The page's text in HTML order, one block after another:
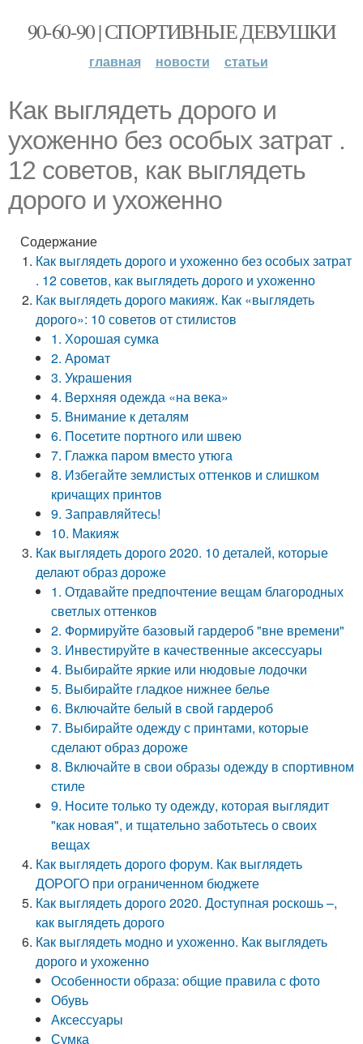
90-60-90 | СПОРТИВНЫЕ ДЕВУШКИ
главная новости статьи
Как выглядеть дорого и
ухоженно без особых затрат .
12 советов, как выглядеть
дорого и ухоженно
Содержание
Как выглядеть дорого и ухоженно без особых затрат
. 12 советов, как выглядеть дорого и ухоженно
Как выглядеть дорого макияж. Как «выглядеть
дорого»: 10 советов от стилистов
1. Хорошая сумка
2. Аромат
3. Украшения
4. Верхняя одежда «на века»
5. Внимание к деталям
6. Посетите портного или швею
7. Глажка паром вместо утюга
8. Избегайте землистых оттенков и слишком
кричащих принтов
9. Заправляйтесь!
10. Макияж
Как выглядеть дорого 2020. 10 деталей, которые
делают образ дороже
1. Отдавайте предпочтение вещам благородных
светлых оттенков
2. Формируйте базовый гардероб "вне времени"
3. Инвестируйте в качественные аксессуары
4. Выбирайте яркие или нюдовые лодочки
5. Выбирайте гладкое нижнее белье
6. Включайте белый в свой гардероб
7. Выбирайте одежду с принтами, которые
сделают образ дороже
8. Включайте в свои образы одежду в спортивном
стиле
9. Носите только ту одежду, которая выглядит
"как новая", и тщательно заботьтесь о своих
вещах
Как выглядеть дорого форум. Как выглядеть
ДОРОГО при ограниченном бюджете
Как выглядеть дорого 2020. Доступная роскошь –,
как выглядеть дорого
Как выглядеть модно и ухоженно. Как выглядеть
дорого и ухоженно
Особенности образа: общие правила с фото
Обувь
Аксессуары
Сумка